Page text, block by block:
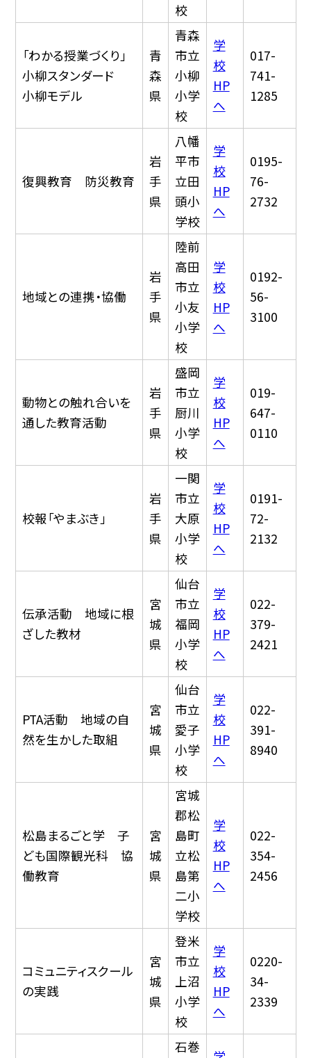
校
「わかる授業づくり」
小柳スタンダード
小柳モデル
青
森
県
青森
市立
小柳
小学
校
学
校
HP
へ
017-
741-
1285
復興教育 防災教育
岩
手
県
八幡
平市
立田
頭小
学校
学
校
HP
へ
0195-
76-
2732
地域との連携・協働
岩
手
県
陸前
高田
市立
小友
小学
校
学
校
HP
へ
0192-
56-
3100
動物との触れ合いを
通した教育活動
岩
手
県
盛岡
市立
厨川
小学
校
学
校
HP
へ
019-
647-
0110
校報「やまぶき」
岩
手
県
一関
市立
大原
小学
校
学
校
HP
へ
0191-
72-
2132
伝承活動 地域に根
ざした教材
宮
城
県
仙台
市立
福岡
小学
校
学
校
HP
へ
022-
379-
2421
PTA活動 地域の自
然を生かした取組
宮
城
県
仙台
市立
愛子
小学
校
学
校
HP
へ
022-
391-
8940
松島まるごと学 子
ども国際観光科 協
働教育
宮
城
県
宮城
郡松
島町
立松
島第
二小
学校
学
校
HP
へ
022-
354-
2456
コミュニティスクール
の実践
宮
城
県
登米
市立
上沼
小学
校
学
校
HP
へ
0220-
34-
2339
石巻